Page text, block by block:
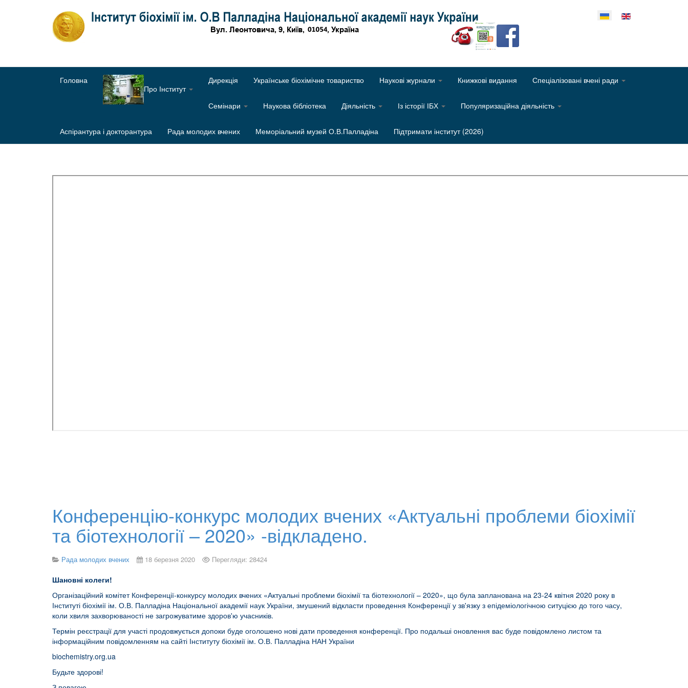
Оберіть свою мову
Головна
Про Інститут
Дирекція Українське біохімічне товариство Наукові журнали Книжкові видання Спеціалізовані вчені ради
Семінари Наукова бібліотека Діяльність Із історії ІБХ Популяризаційна діяльність
Аспірантура і докторантура Рада молодих вчених Меморіальний музей О.В.Палладіна Підтримати інститут (2026)
Конференцію-конкурс молодих вчених «Актуальні проблеми біохімії
та біотехнології – 2020» -відкладено.
Рада молодих вчених 18 березня 2020 Перегляди: 28424
Шановні колеги!
Організаційний комітет Конференції-конкурсу молодих вчених «Актуальні проблеми біохімії та біотехнології – 2020», що була запланована на 23-24 квітня 2020 року в
Інституті біохімії ім. О.В. Палладіна Національної академії наук України, змушений відкласти проведення Конференції у зв'язку з епідеміологічною ситуцією до того часу,
коли хвиля захворюваності не загрожуватиме здоров'ю учасників.
Термін реєстрації для участі продовжується допоки буде оголошено нові дати проведення конференції. Про подальші оновлення вас буде повідомлено листом та
інформаційним повідомленням на сайті Інституту біохімії ім. О.В. Палладіна НАН України
biochemistry.org.ua
Будьте здорові!